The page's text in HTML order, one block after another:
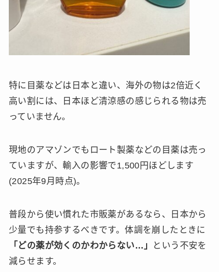
特に目薬などは日本と違い、海外の物は2倍近く
高い割には、日本ほど清涼感の感じられる物は売
っていません。
現地のアマゾンでもロート製薬などの目薬は売っ
ていますが、輸入の影響で1,500円ほどします
(2025年9月時点)。
普段から使い慣れた市販薬があるなら、日本から
少量でも持参するべきです。体調を崩したときに
「どの薬が効くのかわからない…」
という不安を
減らせます。